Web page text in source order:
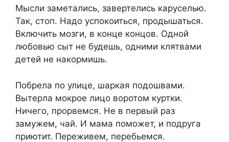
Мысли заметались, завертелись каруселью.
Так, стоп. Надо успокоиться, продышаться.
Включить мозги, в конце концов. Одной
любовью сыт не будешь, одними клятвами
детей не накормишь.
Побрела по улице, шаркая подошвами.
Вытерла мокрое лицо воротом куртки.
Ничего, прорвемся. Не в первый раз
замужем, чай. И мама поможет, и подруга
приютит. Переживем, перебьемся.